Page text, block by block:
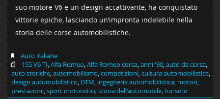
suo motore V6 e un design accattivante, ha conquistato
vittorie epiche, lasciando un’impronta indelebile nella
storia delle corse automobilistiche.
Auto italiane
155 V6 TI,Alfa Romeo,Alfa Romeo corsa,anni '90,auto da corsa,
auto storiche,automobilismo,competizioni,cultura automobilistica,
design automobilistico, DTM, ingegneria automobilistica, motori,
prestazioni,sport motoristici,storia dell'automobile,turismo